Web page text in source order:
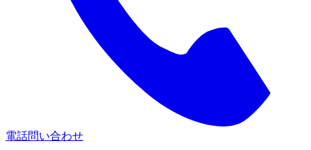
電話問い合わせ